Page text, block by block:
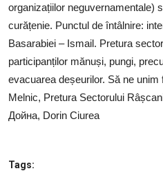
organizațiilor neguvernamentale)
curățenie. Punctul de întâlnire:
Basarabiei – Ismail. Pretura
participanților mănuși, pungi,
evacuarea deșeurilor. Să ne unim
Melnic, Pretura Sectorului
Дойна, Dorin Ciurea
Tags: